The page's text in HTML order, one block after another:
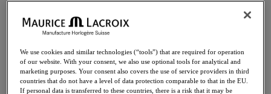
SERVICE PARTIEL
Lorsque le mouvement de la montre ne nécessite pas un
We use cookies and similar technologies (“tools”) that are required for operation
of our website. With your consent, we also use optional tools for analytical and
marketing purposes. Your consent also covers the use of service providers in third
countries that do not have a level of data protection comparable to that in the EU.
If personal data is transferred to these countries, there is a risk that it may be